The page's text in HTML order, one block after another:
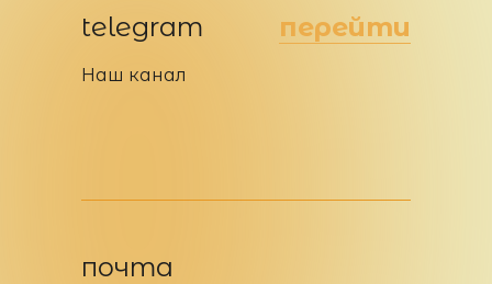
перейти
Наш канал
telegram
почта